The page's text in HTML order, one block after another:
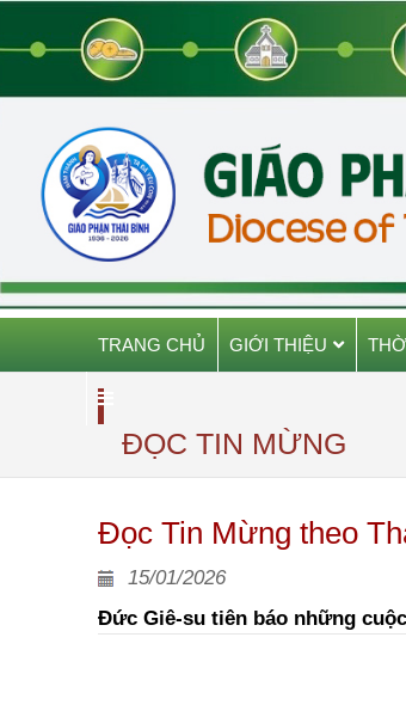
TRANG CHỦ GIỚI THIỆU
ĐỌC TIN MỪNG
Đọc Tin Mừng theo
15/01/2026
Đức Giê-su tiên báo những